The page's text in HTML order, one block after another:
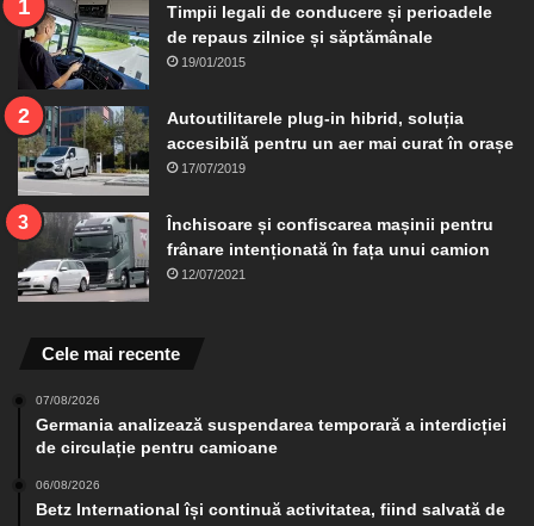
Timpii legali de conducere și perioadele
de repaus zilnice și săptămânale
19/01/2015
Autoutilitarele plug-in hibrid, soluția
accesibilă pentru un aer mai curat în orașe
17/07/2019
Închisoare și confiscarea mașinii pentru
frânare intenționată în fața unui camion
12/07/2021
Cele mai recente
07/08/2026
Germania analizează suspendarea temporară a interdicției
de circulație pentru camioane
06/08/2026
Betz International își continuă activitatea, fiind salvată de